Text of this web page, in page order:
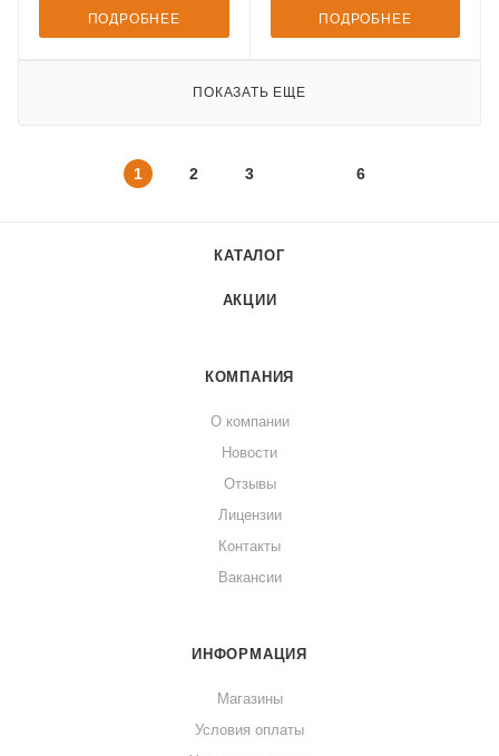
ПОДРОБНЕЕ ПОДРОБНЕЕ
ПОКАЗАТЬ ЕЩЕ
1 2 3 6
КАТАЛОГ
АКЦИИ
КОМПАНИЯ
О компании
Новости
Отзывы
Лицензии
Контакты
Вакансии
ИНФОРМАЦИЯ
Магазины
Условия оплаты